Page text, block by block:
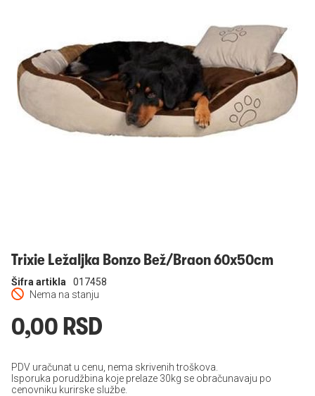
Trixie Ležaljka Bonzo Bež/Braon 60x50cm
Nema na stanju
Šifra artikla 017458
0,00 RSD
PDV uračunat u cenu, nema skrivenih troškova.
Isporuka porudžbina koje prelaze 30kg se obračunavaju po
cenovniku kurirske službe.